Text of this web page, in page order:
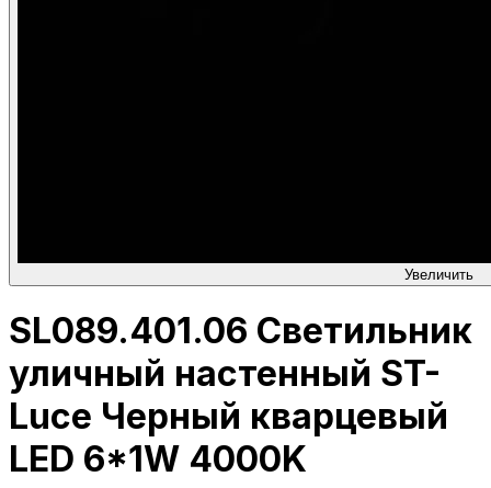
Увеличить
SL089.401.06 Светильник
уличный настенный ST-
Luce Черный кварцевый
LED 6*1W 4000K